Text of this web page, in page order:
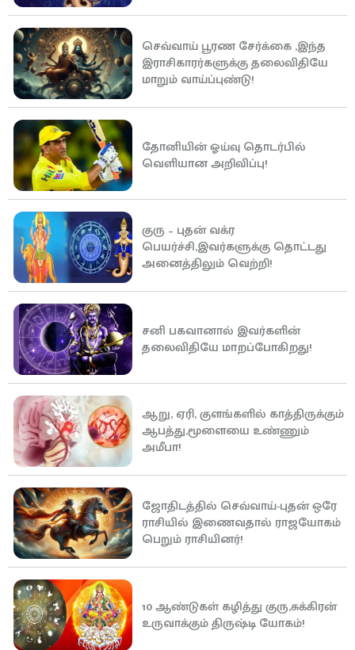
செவ்வாய் பூரண சேர்க்கை ,இந்த
இராசிகாரர்களுக்கு தலைவிதியே
மாறும் வாய்ப்புண்டு!
தோனியின் ஓய்வு தொடர்பில்
வெளியான அறிவிப்பு!
குரு – புதன் வக்ர
பெயர்ச்சி,இவர்களுக்கு தொட்டது
அனைத்திலும் வெற்றி!
சனி பகவானால் இவர்களின்
தலைவிதியே மாறப்போகிறது!
ஆறு, ஏரி, குளங்களில் காத்திருக்கும்
ஆபத்து,மூளையை உண்ணும்
அமீபா!
ஜோதிடத்தில் செவ்வாய்-புதன் ஒரே
ராசியில் இணைவதால் ராஜயோகம்
பெறும் ராசியினர்!
10 ஆண்டுகள் கழித்து குரு,சுக்கிரன்
உருவாக்கும் திருஷ்டி யோகம்!